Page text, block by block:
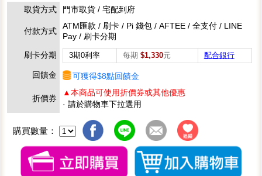
取貨方式 門市取貨 / 宅配到府
付款方式
ATM匯款 / 刷卡 / Pi 錢包 / AFTEE / 全支付 / LINE
Pay / 刷卡分期
刷卡分期
3期0利率 每期 $1,330元 配合銀行
回饋金 可獲得$8點回饋金
折價券
▲本商品可使用折價券或其他優惠
· 請於購物車下拉選用
購買數量：